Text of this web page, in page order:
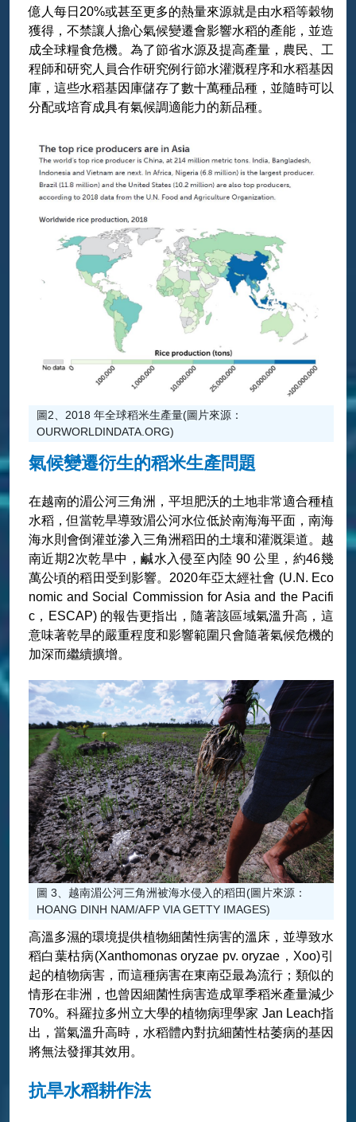
億人每日20%或甚至更多的熱量來源就是由水稻等穀物
獲得，不禁讓人擔心氣候變遷會影響水稻的產能，並造
成全球糧食危機。為了節省水源及提高產量，農民、工
程師和研究人員合作研究例行節水灌溉程序和水稻基因
庫，這些水稻基因庫儲存了數十萬種品種，並隨時可以
分配或培育成具有氣候調適能力的新品種。
圖2、2018 年全球稻米生產量(圖片來源：
OURWORLDINDATA.ORG)
氣候變遷衍生的稻米生產問題
在越南的湄公河三角洲，平坦肥沃的土地非常適合種植
水稻，但當乾旱導致湄公河水位低於南海海平面，南海
海水則會倒灌並滲入三角洲稻田的土壤和灌溉渠道。越
南近期2次乾旱中，鹹水入侵至內陸 90 公里，約46幾
萬公頃的稻田受到影響。2020年亞太經社會 (U.N. Eco
nomic and Social Commission for Asia and the Pacifi
c，ESCAP) 的報告更指出，隨著該區域氣溫升高，這
意味著乾旱的嚴重程度和影響範圍只會隨著氣候危機的
加深而繼續擴增。
圖 3、越南湄公河三角洲被海水侵入的稻田(圖片來源：
HOANG DINH NAM/AFP VIA GETTY IMAGES)
高溫多濕的環境提供植物細菌性病害的溫床，並導致水
稻白葉枯病(Xanthomonas oryzae pv. oryzae，Xoo)引
起的植物病害，而這種病害在東南亞最為流行；類似的
情形在非洲，也曾因細菌性病害造成單季稻米產量減少
70%。科羅拉多州立大學的植物病理學家 Jan Leach指
出，當氣溫升高時，水稻體內對抗細菌性枯萎病的基因
將無法發揮其效用。
抗旱水稻耕作法